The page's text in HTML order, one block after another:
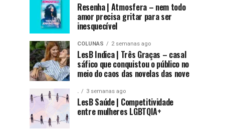
Resenha | Atmosfera – nem todo
amor precisa gritar para ser
inesquecível
COLUNAS 2 semanas ago
LesB Indica | Três Graças – casal
sáfico que conquistou o público no
meio do caos das novelas das nove
. 3 semanas ago
LesB Saúde | Competitividade
entre mulheres LGBTQIA+